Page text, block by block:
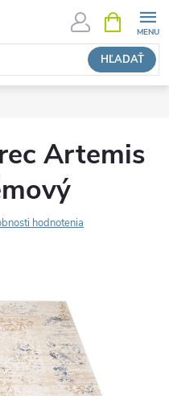
HĽADAŤ
KOŠÍK
Artemis
hodnotenia